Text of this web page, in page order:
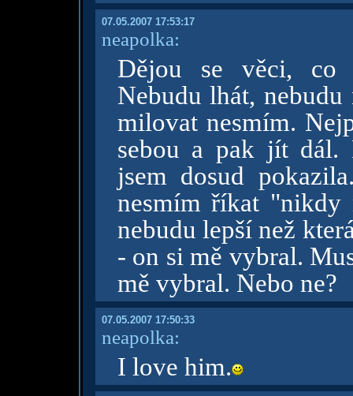
07.05.2007 17:53:17
neapolka:
Dějou se věci, co
Nebudu lhát,
milovat nesmím.
sebou a pak jít dál.
jsem dosud
nesmím říkat "nikdy
nebudu lepší než
- on si mě vybral.
mě vybral. Nebo ne?
07.05.2007 17:50:33
neapolka:
I love him.